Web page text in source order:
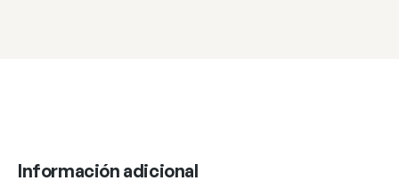
Información adicional